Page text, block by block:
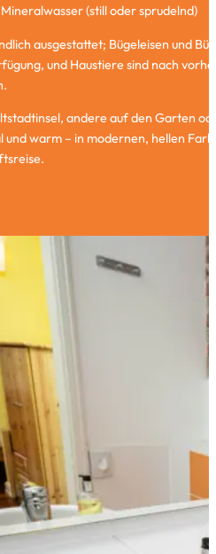
(still oder sprudelnd)
ausgestattet; Bügeleisen und
und Haustiere sind nach
andere auf den Garten
und warm – in modernen, hellen